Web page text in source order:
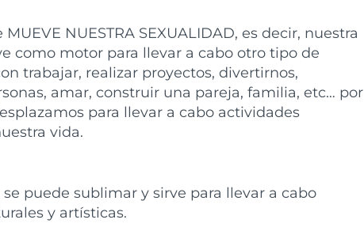
NUESTRA SEXUALIDAD, es decir, nuestra
como motor para llevar a cabo otro tipo de
trabajar, realizar proyectos, divertirnos,
amar, construir una pareja, familia, etc… por
para llevar a cabo actividades
vida.
puede sublimar y sirve para llevar a cabo
y artísticas.